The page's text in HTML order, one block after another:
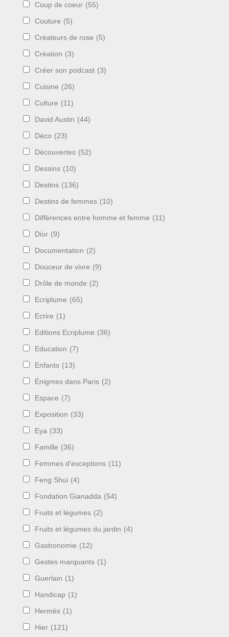
Coup de coeur (55)
Couture (5)
Créateurs de rose (5)
Création (3)
Créer son podcast (3)
Cuisine (26)
Culture (11)
David Austin (44)
Déco (23)
Découvertes (52)
Dessins (10)
Destins (136)
Destins de femmes (10)
Différences entre homme et femme (11)
Dior (9)
Documentation (2)
Douceur de vivre (9)
Drôle de monde (2)
Ecriplume (65)
Ecrire (1)
Editions Ecriplume (36)
Education (7)
Enfants (13)
Énigmes dans Paris (2)
Espace (7)
Exposition (33)
Eya (33)
Famille (36)
Femmes d'exceptions (11)
Feng Shui (4)
Fondation Gianadda (54)
Fruits et légumes (2)
Fruits et légumes du jardin (4)
Gastronomie (12)
Gestes marquants (1)
Guerlain (1)
Handicap (1)
Hermès (1)
Hier (121)